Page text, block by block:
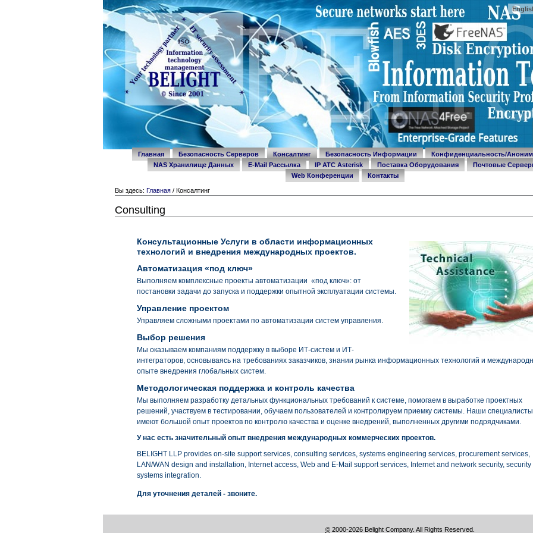
Перейти
к
содержимому.
|
Перейти
к
навигации
Разделы
Personal
Главная Безопасность Серверов Консалтинг Безопасность Информации
Конфиденциальность/
NAS Хранилище Данных
E-Mail Рассылка IP ATC Asterisk Поставка Оборудования
Почтовые
Web Конференции
Контакты
Вы здесь: Главная / Консалтинг
Consulting
Консультационные Услуги в области информационных
технологий и внедрения международных проектов.
Автоматизация «под ключ»
Выполняем комплексные проекты автоматизации «под ключ»: от
постановки задачи до запуска и поддержки опытной эксплуатации системы.
Управление проектом
Управляем сложными проектами по автоматизации систем управления.
Выбор решения
Мы оказываем компаниям поддержку в выборе ИТ-систем и ИТ-
интеграторов, основываясь на требованиях заказчиков, знании рынка информационных технологий и
опыте внедрения глобальных систем.
Методологическая поддержка и контроль качества
Мы выполняем разработку детальных функциональных требований к системе, помогаем в выработке проектных
решений, участвуем в тестировании, обучаем пользователей и контролируем приемку системы. Наши специалисты
имеют большой опыт проектов по контролю качества и оценке внедрений, выполненных другими подрядчиками.
У нас есть значительный опыт внедрения международных коммерческих проектов.
BELIGHT LLP provides on-site support services, consulting services, systems engineering services, procurement services,
LAN/WAN design and installation, Internet access, Web and E-Mail support services, Internet and network security, security
systems integration.
Для уточнения деталей - звоните.
©2000-2026 Belight Company. All Rights Reserved.